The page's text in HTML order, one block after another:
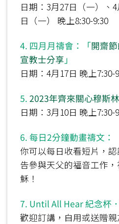
日期：3月27日（一）、
日（一） 晚上8:30-9:30
4. 四月月禱會：「開齋
宣教士分享 」
日期：4月17日 晚上7:30-
5. 2023年齊來關心穆斯
日期：3月10日 晚上7:30-
6. 每日2分鐘動畫禱文：
你可以每日收看短片，
告參與天父的福音工作
穌！
7. Until All Hear 紀念杯
歡迎訂講，自用或送贈